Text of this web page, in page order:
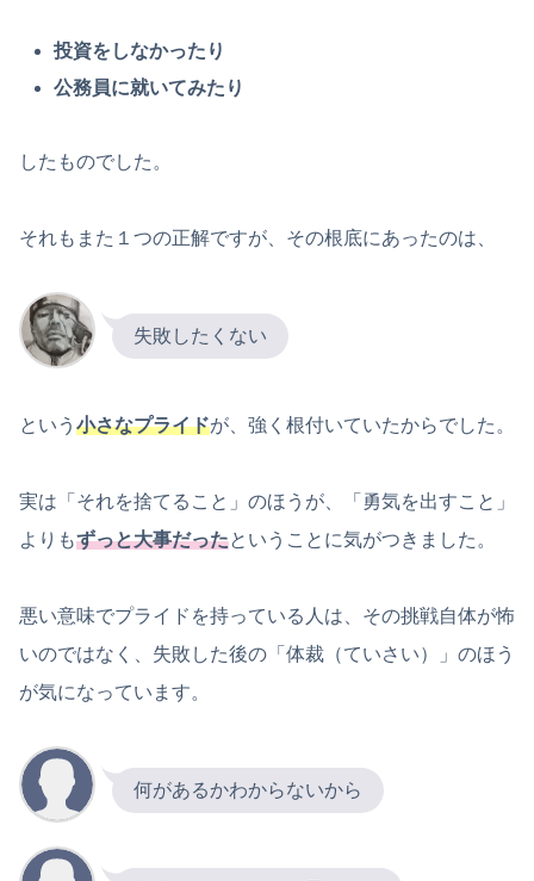
投資をしなかったり
公務員に就いてみたり
したものでした。
それもまた１つの正解ですが、その根底にあったのは、
失敗したくない
という 小さなプライドが、強く根付いていたからでした。
実は「それを捨てること」のほうが、「勇気を出すこと」
よりもずっと大事だったということに気がつきました。
悪い意味でプライドを持っている人は、その挑戦自体が怖
いのではなく、失敗した後の「体裁（ていさい）」のほう
が気になっています。
何があるかわからないから